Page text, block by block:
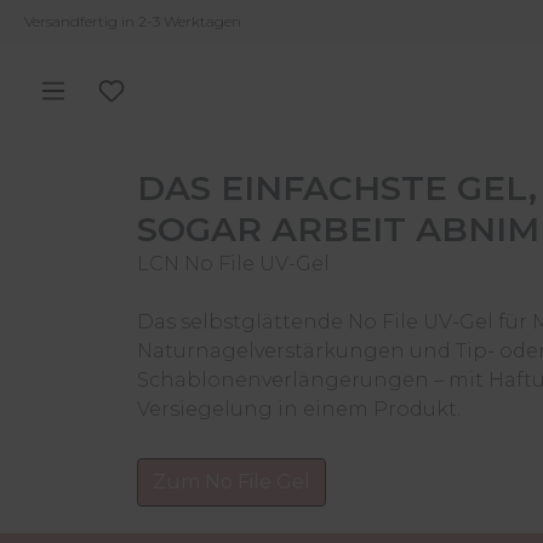
Hauptinhalt springen
Zur Suche springen
Zur Hauptnavigation springen
Versandfertig in 2-3 Werktagen
DAS EINFACHSTE
SOGAR ARBEIT
LCN No File UV-Gel
Das selbstglättende No File UV-Gel für
Naturnagelverstärkungen und Tip-
Schablonenverlängerungen – mit
Versiegelung in einem Produkt.